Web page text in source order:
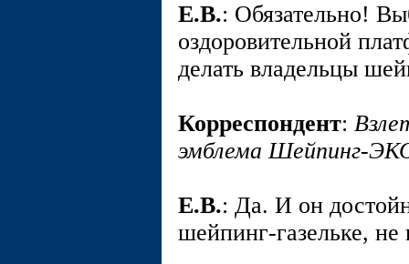
E.В.: Обязательно!
оздоровительной
делать владельцы
Корреспондент:
эмблема Шейпинг-
E.В.: Да. И он
шейпинг-газельке, не